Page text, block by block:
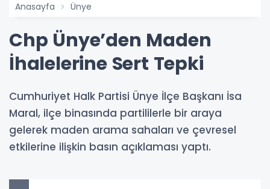
Anasayfa Ünye
Chp Ünye’den Maden
İhalelerine Sert Tepki
Cumhuriyet Halk Partisi Ünye İlçe Başkanı İsa
Maral, ilçe binasında partililerle bir araya
gelerek maden arama sahaları ve çevresel
etkilerine ilişkin basın açıklaması yaptı.